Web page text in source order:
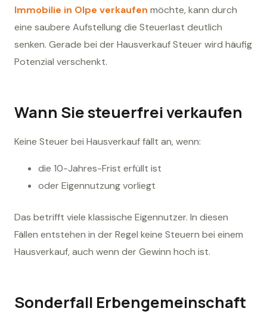
Immobilie in Olpe verkaufen möchte, kann durch
eine saubere Aufstellung die Steuerlast deutlich
senken. Gerade bei der Hausverkauf Steuer wird häufig
Potenzial verschenkt.
Wann Sie steuerfrei verkaufen
Keine Steuer bei Hausverkauf fällt an, wenn:
die 10-Jahres-Frist erfüllt ist
oder Eigennutzung vorliegt
Das betrifft viele klassische Eigennutzer. In diesen
Fällen entstehen in der Regel keine Steuern bei einem
Hausverkauf, auch wenn der Gewinn hoch ist.
Sonderfall Erbengemeinschaft